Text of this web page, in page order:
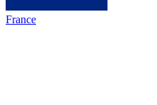
France